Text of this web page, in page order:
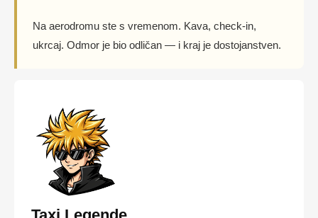
Na aerodromu ste s vremenom. Kava, check-in,
ukrcaj. Odmor je bio odličan — i kraj je dostojanstven.